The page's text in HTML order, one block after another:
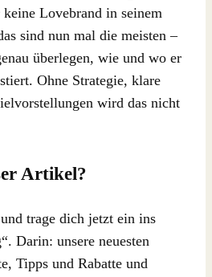
Lovebrand in seinem
sind nun mal die meisten –
überlegen, wie und wo er
Ohne Strategie, klare
wird das nicht
Artikel?
trage dich jetzt ein ins
Darin: unsere neuesten
Tipps und Rabatte und